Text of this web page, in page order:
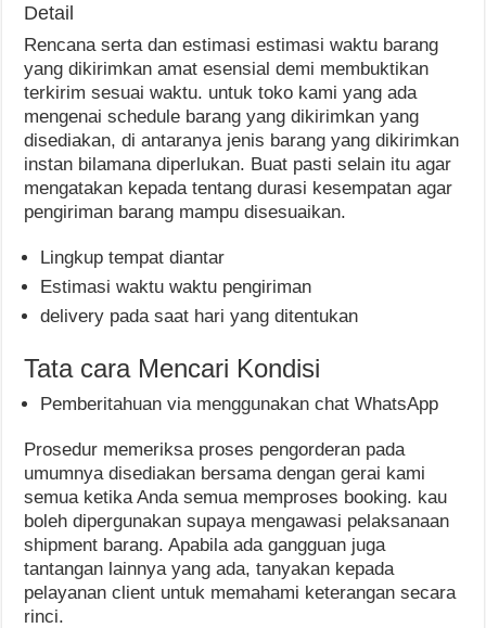
Detail
Rencana serta dan estimasi estimasi waktu barang
yang dikirimkan amat esensial demi membuktikan
terkirim sesuai waktu. untuk toko kami yang ada
mengenai schedule barang yang dikirimkan yang
disediakan, di antaranya jenis barang yang dikirimkan
instan bilamana diperlukan. Buat pasti selain itu agar
mengatakan kepada tentang durasi kesempatan agar
pengiriman barang mampu disesuaikan.
Lingkup tempat diantar
Estimasi waktu waktu pengiriman
delivery pada saat hari yang ditentukan
Tata cara Mencari Kondisi
Pemberitahuan via menggunakan chat WhatsApp
Prosedur memeriksa proses pengorderan pada
umumnya disediakan bersama dengan gerai kami
semua ketika Anda semua memproses booking. kau
boleh dipergunakan supaya mengawasi pelaksanaan
shipment barang. Apabila ada gangguan juga
tantangan lainnya yang ada, tanyakan kepada
pelayanan client untuk memahami keterangan secara
rinci.